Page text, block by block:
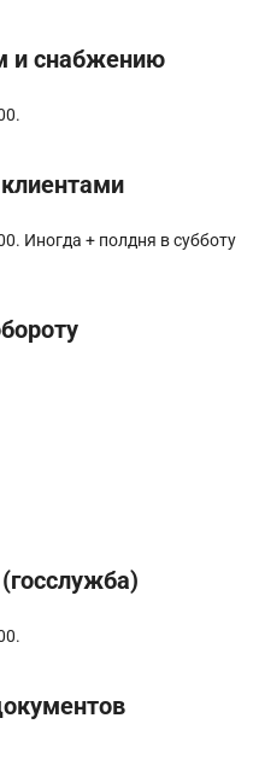
и снабжению
Иногда + полдня в субботу